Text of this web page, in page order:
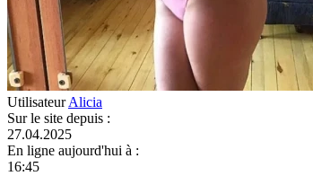
UtilisateurAlicia
Sur le site depuis :
27.04.2025
En ligne aujourd'hui à :
16:45